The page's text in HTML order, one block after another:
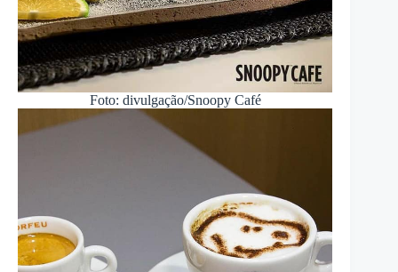
Foto: divulgação/Snoopy Café